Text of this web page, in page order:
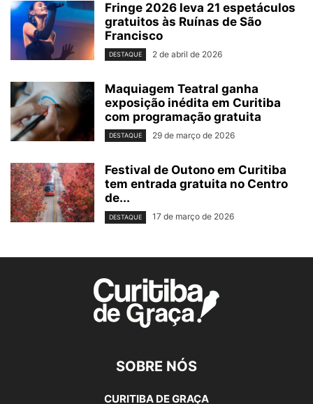
Fringe 2026 leva 21 espetáculos
gratuitos às Ruínas de São
Francisco
DESTAQUE 2 de abril de 2026
Maquiagem Teatral ganha
exposição inédita em Curitiba
com programação gratuita
DESTAQUE 29 de março de 2026
Festival de Outono em Curitiba
tem entrada gratuita no Centro
de...
DESTAQUE 17 de março de 2026
SOBRE NÓS
CURITIBA DE GRAÇA